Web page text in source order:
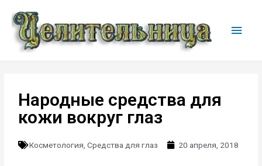
Народные средства для
кожи вокруг глаз
Косметология ,Средства для глаз 20 апреля, 2018